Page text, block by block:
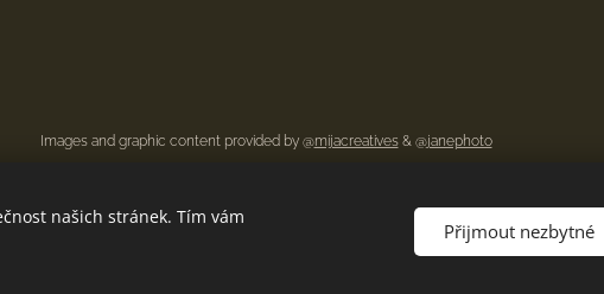
Images and graphic content provided by @mijacreatives& @janephoto
Cookies
našich stránek. Tím vám
Přijmout nezbytné